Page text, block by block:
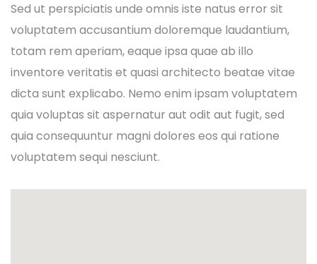
Sed ut perspiciatis unde omnis iste natus error sit
voluptatem accusantium doloremque laudantium,
totam rem aperiam, eaque ipsa quae ab illo
inventore veritatis et quasi architecto beatae vitae
dicta sunt explicabo. Nemo enim ipsam voluptatem
quia voluptas sit aspernatur aut odit aut fugit, sed
quia consequuntur magni dolores eos qui ratione
voluptatem sequi nesciunt.